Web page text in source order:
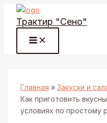
Перейти
Трактир "Сено"
Главная
Закуски и
Как приготовить
условиях по простому